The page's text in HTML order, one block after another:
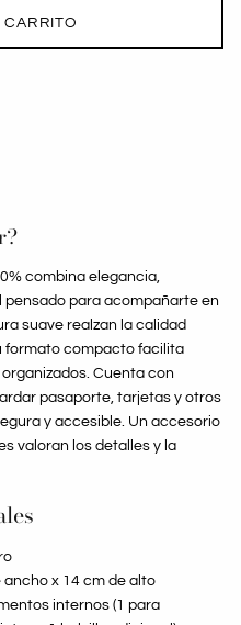
combina elegancia,
para acompañarte en
suave realzan la calidad
formato compacto facilita
Cuenta con
pasaporte, tarjetas y otros
y accesible. Un accesorio
valoran los detalles y la
ancho x 14 cm de alto
internos (1 para